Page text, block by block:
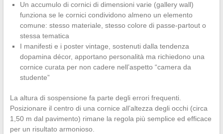
Un accumulo di cornici di dimensioni varie (gallery wall)
funziona se le cornici condividono almeno un elemento
comune: stesso materiale, stesso colore di passe-partout o
stessa tematica
I manifesti e i poster vintage, sostenuti dalla tendenza
dopamina décor, apportano personalità ma richiedono una
cornice curata per non cadere nell’aspetto “camera da
studente”
La altura di sospensione fa parte degli errori frequenti.
Posizionare il centro di una cornice all’altezza degli occhi (circa
1,50 m dal pavimento) rimane la regola più semplice ed efficace
per un risultato armonioso.